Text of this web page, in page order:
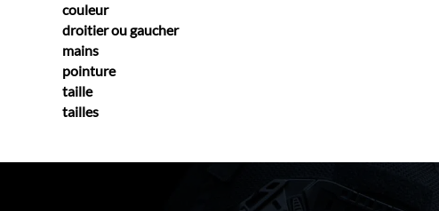
couleur
droitier ou gaucher
mains
pointure
taille
tailles